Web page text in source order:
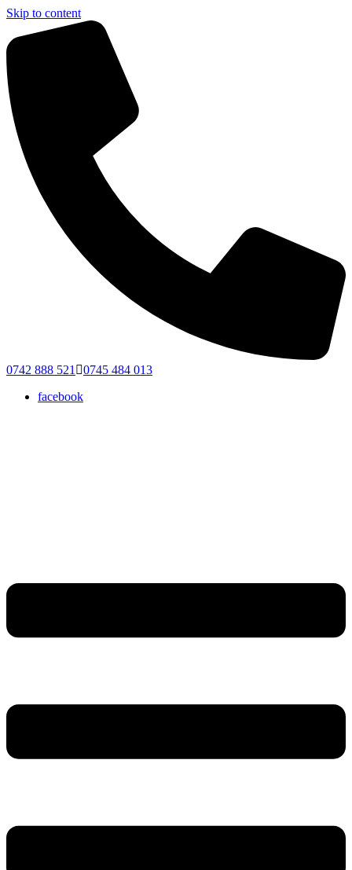
Skip to content
0742 888 521
0745 484 013
facebook